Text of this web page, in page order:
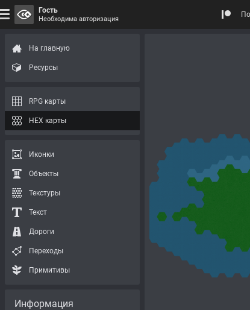
На главную
Ресурсы
RPG карты
HEX карты
Иконки
Объекты
Текстуры
Текст
Дороги
Переходы
Примитивы
Информация
Гость
Необходима авторизация